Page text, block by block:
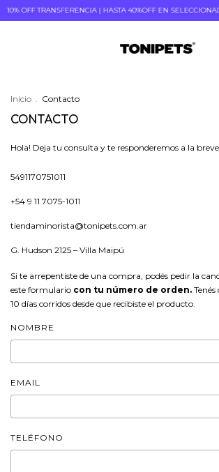
10% OFF TRANSFERENCIA | HASTA 40%OFF EN
Inicio . Contacto
CONTACTO
Hola! Deja tu consulta y te responderemos a la
5491170751011
+54 9 11 7075-1011
tiendaminorista@tonipets.com.ar
G. Hudson 2125 – Villa Maipú
Si te arrepentiste de una compra, podés pedir la
este formulario con tu número de orden.
10 días corridos desde que recibiste el producto.
NOMBRE
EMAIL
TELÉFONO